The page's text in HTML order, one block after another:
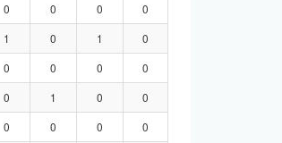
0 0 0
0
1 0 1
0
0 0 0
0
0 1 0
0
0 0 0
0